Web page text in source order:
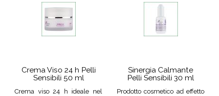
Crema Viso 24 h Pelli
Sensibili 50 ml
Crema viso 24 h ideale nel
Sinergia Calmante
Pelli Sensibili 30 ml
Prodotto cosmetico ad effetto